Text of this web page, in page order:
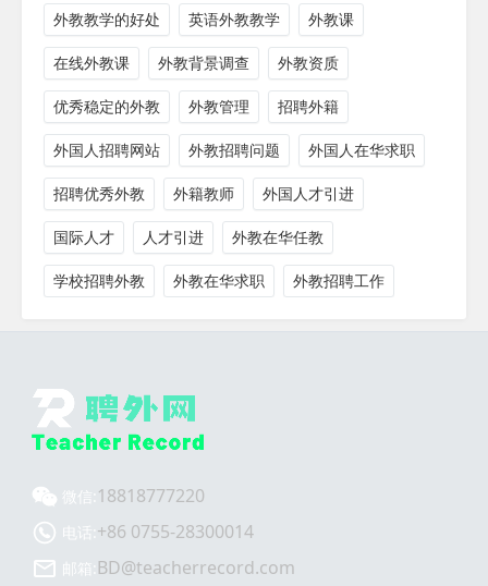
外教教学的好处 英语外教教学 外教课
在线外教课 外教背景调查 外教资质
优秀稳定的外教 外教管理 招聘外籍
外国人招聘网站 外教招聘问题 外国人在华求职
招聘优秀外教 外籍教师 外国人才引进
国际人才 人才引进 外教在华任教
学校招聘外教 外教在华求职 外教招聘工作
微信: 18818777220
电话: +86 0755-28300014
邮箱: BD@teacherrecord.com